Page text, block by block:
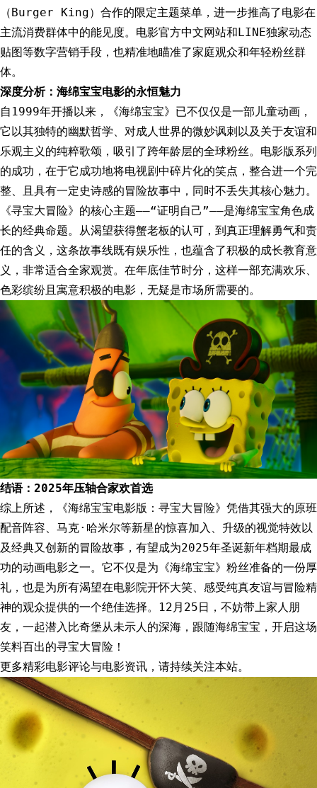
（Burger King）合作的限定主题菜单，进一步推高了电影在
主流消费群体中的能见度。电影官方中文网站和LINE独家动态
贴图等数字营销手段，也精准地瞄准了家庭观众和年轻粉丝群
体。
深度分析：海绵宝宝电影的永恒魅力
自1999年开播以来，《海绵宝宝》已不仅仅是一部儿童动画，
它以其独特的幽默哲学、对成人世界的微妙讽刺以及关于友谊和
乐观主义的纯粹歌颂，吸引了跨年龄层的全球粉丝。电影版系列
的成功，在于它成功地将电视剧中碎片化的笑点，整合进一个完
整、且具有一定史诗感的冒险故事中，同时不丢失其核心魅力。
《寻宝大冒险》的核心主题——“证明自己”——是海绵宝宝角色成
长的经典命题。从渴望获得蟹老板的认可，到真正理解勇气和责
任的含义，这条故事线既有娱乐性，也蕴含了积极的成长教育意
义，非常适合全家观赏。在年底佳节时分，这样一部充满欢乐、
色彩缤纷且寓意积极的电影，无疑是市场所需要的。
结语：2025年压轴合家欢首选
综上所述，《海绵宝宝电影版：寻宝大冒险》凭借其强大的原班
配音阵容、马克·哈米尔等新星的惊喜加入、升级的视觉特效以
及经典又创新的冒险故事，有望成为2025年圣诞新年档期最成
功的动画电影之一。它不仅是为《海绵宝宝》粉丝准备的一份厚
礼，也是为所有渴望在电影院开怀大笑、感受纯真友谊与冒险精
神的观众提供的一个绝佳选择。12月25日，不妨带上家人朋
友，一起潜入比奇堡从未示人的深海，跟随海绵宝宝，开启这场
笑料百出的寻宝大冒险！
更多精彩电影评论与电影资讯，请持续关注本站。